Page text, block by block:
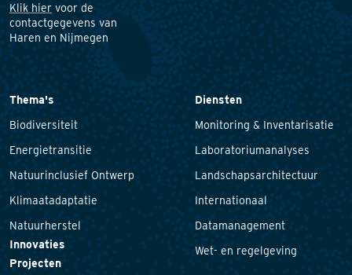
Klik hier voor de
contactgegevens van
Haren en Nijmegen
Thema's
Biodiversiteit
Energietransitie
Natuurinclusief Ontwerp
Klimaatadaptatie
Natuurherstel
Innovaties
Projecten
Diensten
Monitoring & Inventarisatie
Laboratoriumanalyses
Landschapsarchitectuur
Internationaal
Datamanagement
Wet- en regelgeving